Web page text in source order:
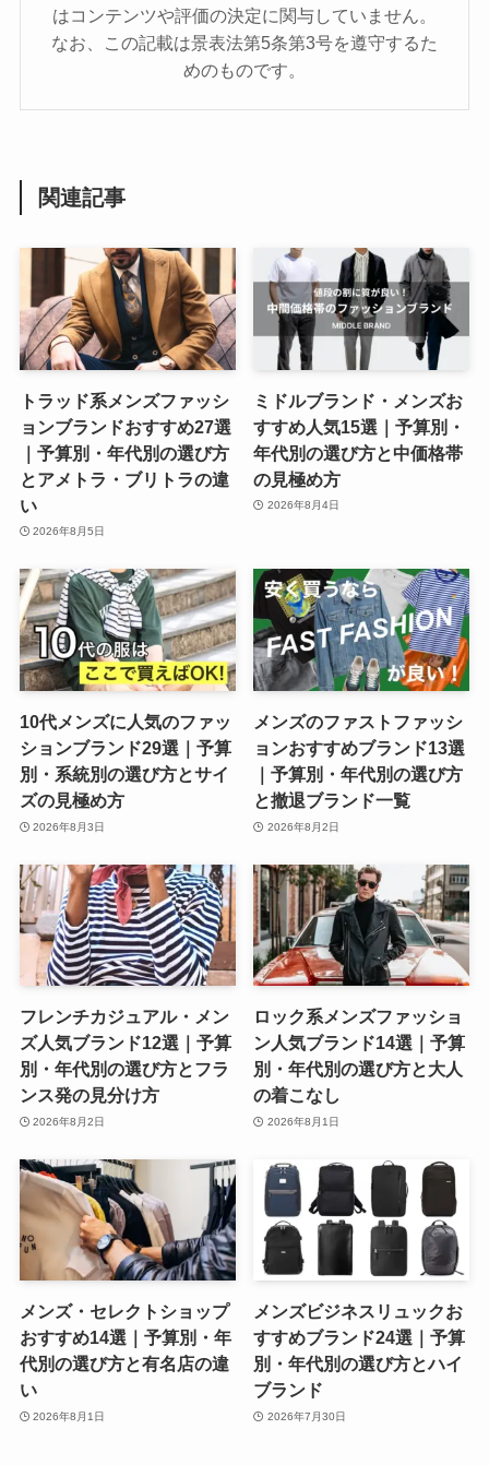
はコンテンツや評価の決定に関与していません。
なお、この記載は景表法第5条第3号を遵守するた
めのものです。
関連記事
トラッド系メンズファッシ
ョンブランドおすすめ27選
｜予算別・年代別の選び方
とアメトラ・ブリトラの違
い
2026年8月5日
ミドルブランド・メンズお
すすめ人気15選｜予算別・
年代別の選び方と中価格帯
の見極め方
2026年8月4日
10代メンズに人気のファッ
ションブランド29選｜予算
別・系統別の選び方とサイ
ズの見極め方
2026年8月3日
メンズのファストファッシ
ョンおすすめブランド13選
｜予算別・年代別の選び方
と撤退ブランド一覧
2026年8月2日
フレンチカジュアル・メン
ズ人気ブランド12選｜予算
別・年代別の選び方とフラ
ンス発の見分け方
2026年8月2日
ロック系メンズファッショ
ン人気ブランド14選｜予算
別・年代別の選び方と大人
の着こなし
2026年8月1日
メンズ・セレクトショップ
おすすめ14選｜予算別・年
代別の選び方と有名店の違
い
2026年8月1日
メンズビジネスリュックお
すすめブランド24選｜予算
別・年代別の選び方とハイ
ブランド
2026年7月30日